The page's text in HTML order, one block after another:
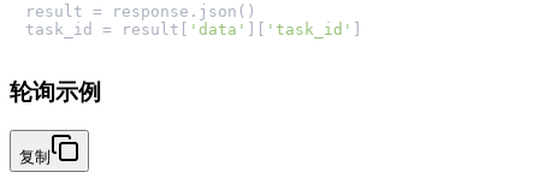
result = response.json()
task_id = result[
'data' 'task_id'
轮询示例
复制